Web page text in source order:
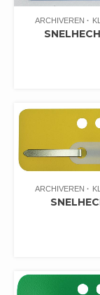
ARCHIVEREN
ARCHIVEREN